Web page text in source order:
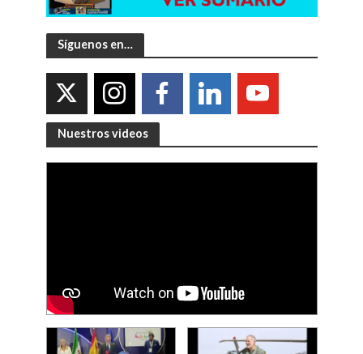
Síguenos en…
Nuestros videos